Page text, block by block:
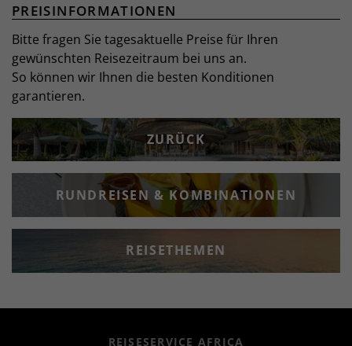
PREISINFORMATIONEN
Bitte fragen Sie tagesaktuelle Preise für Ihren
gewünschten Reisezeitraum bei uns an.
So können wir Ihnen die besten Konditionen
garantieren.
ZURÜCK
RUNDREISEN & KOMBINATIONEN
REISETHEMEN
REISESERVICE AFRICA